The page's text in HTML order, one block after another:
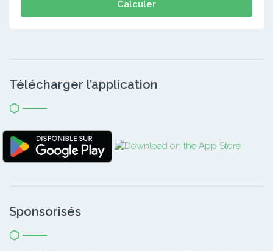
Calculer
Télécharger l’application
Sponsorisés